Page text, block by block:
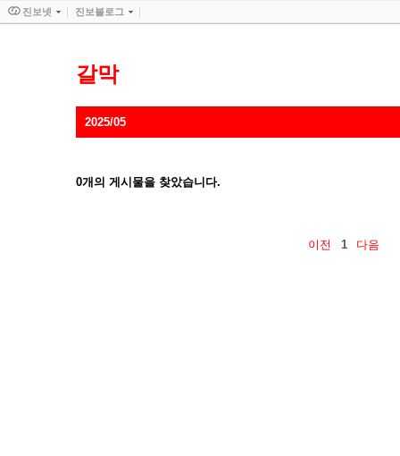
갈막
2025/05
0개의 게시물을 찾았습니다.
이전 1 다음
진보넷 진보블로그